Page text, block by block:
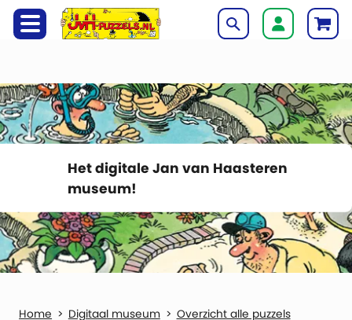
Het digitale Jan van Haasteren
museum!
Digitaal museum
Overzicht alle puzzels